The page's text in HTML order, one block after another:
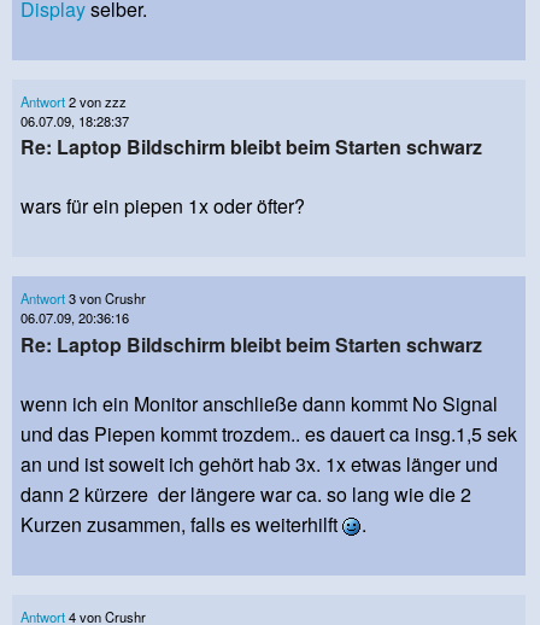
Displayselber.
Antwort2 von zzz
06.07.09, 18:28:37
Re: Laptop Bildschirm bleibt beim Starten schwarz
wars für ein piepen 1x oder öfter?
Antwort3 von Crushr
06.07.09, 20:36:16
Re: Laptop Bildschirm bleibt beim Starten schwarz
wenn ich ein Monitor anschließe dann kommt No Signal
und das Piepen kommt trozdem.. es dauert ca insg.1,5 sek
an und ist soweit ich gehört hab 3x. 1x etwas länger und
dann 2 kürzere der längere war ca. so lang wie die 2
Kurzen zusammen, falls es weiterhilft
.
Antwort4 von Crushr